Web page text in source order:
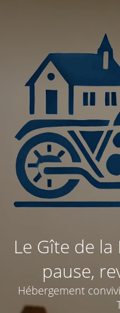
Le Gîte de
pause,
Hébergement